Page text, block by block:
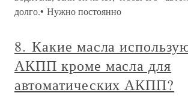
долго.• Нужно постоянно
8. Какие масла
АКПП кроме масла для
автоматических АКПП?